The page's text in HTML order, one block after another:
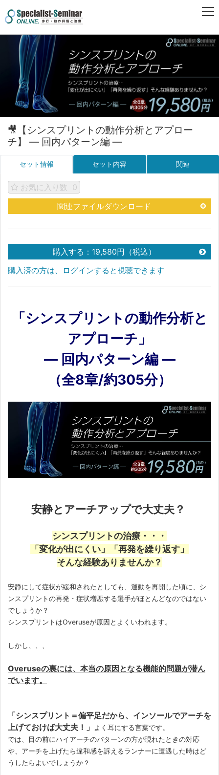
🎥【シンスプリントの動作分析とアプロー
チ】 ― 回内パターン編 ―
セット情報 セット内容 関連
お気に入り数
0
関連ファイルダウンロード
購入する：19,580円（税込）
購入済の方は、ログインすると視聴できます
「シンスプリントの動作分析と
アプローチ」
― 回内パターン編 ―
（全8章/約305分）
安静とアーチアップで大丈夫？
シンスプリントの治療・・・
「変化が出にくい」「再発を繰り返す」
そんな経験ありませんか？
安静にして症状が緩和されたとしても、運動を再開した頃に、シ
ンスプリントの再発・症状増悪する選手がほとんどなのではない
でしょうか？
シンスプリントはOveruseが原因とよくいわれます。
しかし、、、
Overuseの裏には、本当の原因となる機能的問題が潜ん
でいます。
「シンスプリント＝偏平足だから、インソールでアーチを
上げておけば大丈夫！」
よく耳にする言葉です。
では、目の前にハイアーチのパターンの方が現れたときの対応
や、アーチを上げたら違和感を訴えるランナーに遭遇した時はど
うしたらよいでしょうか？